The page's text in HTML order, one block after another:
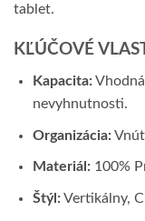
tablet.
KĽÚČOVÉ
Kapacita:
nevyhnutnosti.
Organizácia:
Materiál:100%
Štýl:Vertikálny,